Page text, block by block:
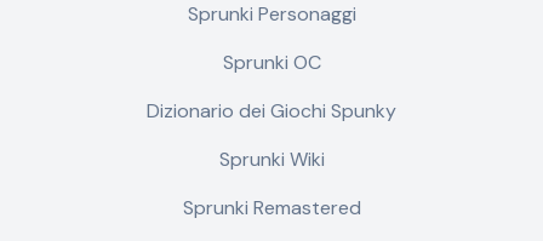
Sprunki Personaggi
Sprunki OC
Dizionario dei Giochi Spunky
Sprunki Wiki
Sprunki Remastered